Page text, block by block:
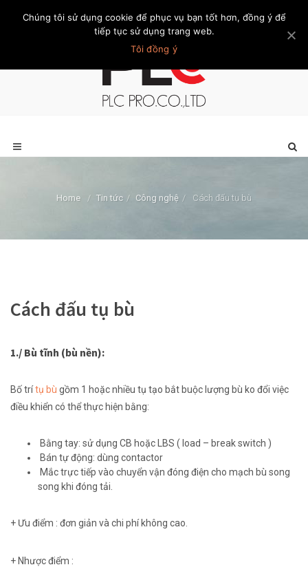
Trang chủ Giới thiệu Khách hàng Liên hệ Thành viên
Home / Tin tức / Công nghệ / Cách đấu tụ bù
Cách đấu tụ bù
1./ Bù tĩnh (bù nền):
Bố trítụ bù gồm 1 hoặcnhiều tụ tạo bắt buộc lượng bù ko đổi việc
điều khiển có thểthực hiện bằng:
Bằng tay: sử dụng CB hoặc LBS ( load – break switch )
Bán tự động: dùng contactor
Mắc trực tiếp vào chuyển vận đóng điện cho mạch bù song
song khi đóng tải.
+ Ưu điểm : đơn giản và chi phí không cao.
+ Nhược điểm :
Chúng tôi sử dụng cookie để phục vụ bạn tốt hơn, đồng ý để
tiếp tục sử dụng trang web.
Tôi đồng ý